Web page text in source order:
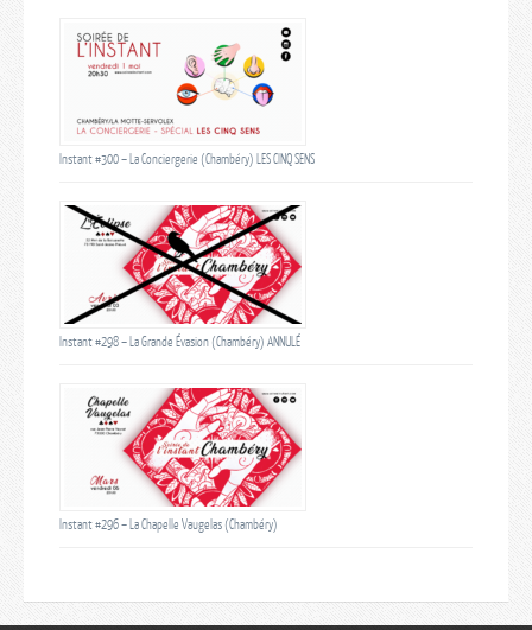
Instant #300 – La Conciergerie (Chambéry) LES CINQ SENS
Instant #298 – La Grande Évasion (Chambéry) ANNULÉ
Instant #296 – La Chapelle Vaugelas (Chambéry)